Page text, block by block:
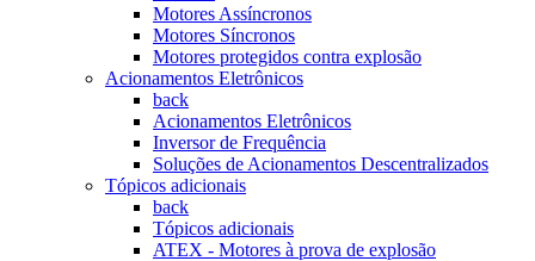
Motores Assíncronos
Motores Síncronos
Motores protegidos contra explosão
Acionamentos Eletrônicos
back
Acionamentos Eletrônicos
Inversor de Frequência
Soluções de Acionamentos Descentralizados
Tópicos adicionais
back
Tópicos adicionais
ATEX - Motores à prova de explosão